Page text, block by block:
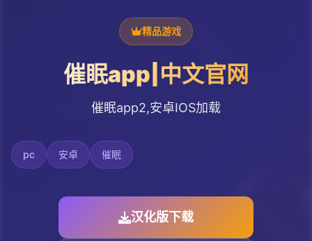
精品游戏
催眠app|中文官网
催眠app2,安卓IOS加载
pc 安卓 催眠
汉化版下载